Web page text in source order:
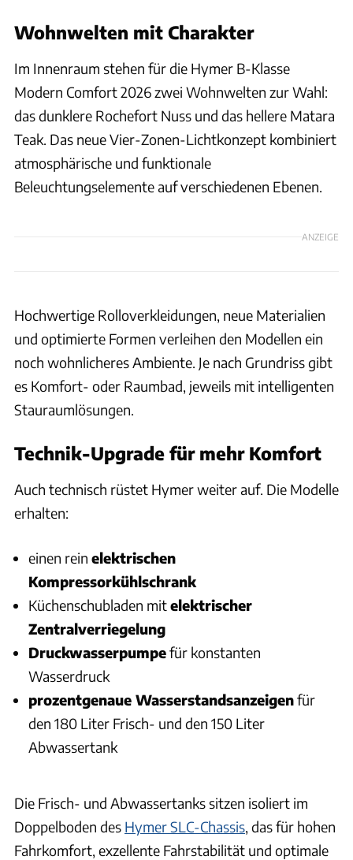
Wohnwelten mit Charakter
Im Innenraum stehen für die Hymer B-Klasse
Modern Comfort 2026 zwei Wohnwelten zur Wahl:
das dunklere Rochefort Nuss und das hellere Matara
Teak. Das neue Vier-Zonen-Lichtkonzept kombiniert
atmosphärische und funktionale
Beleuchtungselemente auf verschiedenen Ebenen.
ANZEIGE
Hochwertige Rolloverkleidungen, neue Materialien
und optimierte Formen verleihen den Modellen ein
noch wohnlicheres Ambiente. Je nach Grundriss gibt
es Komfort- oder Raumbad, jeweils mit intelligenten
Stauraumlösungen.
Technik-Upgrade für mehr Komfort
Auch technisch rüstet Hymer weiter auf. Die Modelle
erhalten:
einen rein elektrischen
Kompressorkühlschrank
Küchenschubladen mitelektrischer
Zentralverriegelung
Druckwasserpumpefür konstanten
Wasserdruck
prozentgenaue Wasserstandsanzeigenfür
den 180 Liter Frisch- und den 150 Liter
Abwassertank
Die Frisch- und Abwassertanks sitzen isoliert im
Doppelboden des Hymer SLC-Chassis, das für hohen
Fahrkomfort, exzellente Fahrstabilität und optimale